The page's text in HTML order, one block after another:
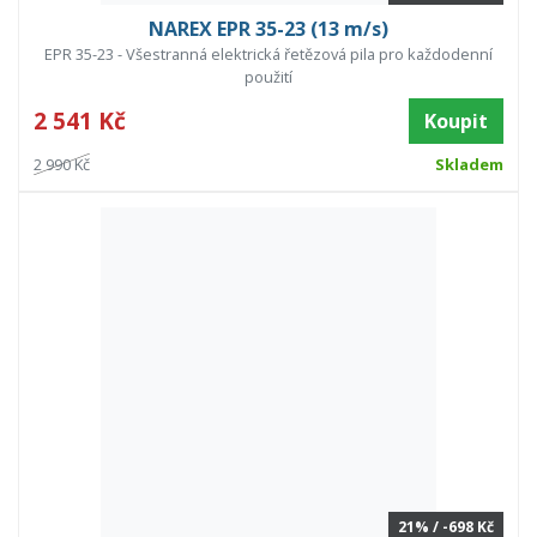
NAREX EPR 35-23 (13 m/s)
EPR 35-23 - Všestranná elektrická řetězová pila pro každodenní
použití
2 541 Kč Koupit
2 990 Kč Skladem
21% / -698 Kč